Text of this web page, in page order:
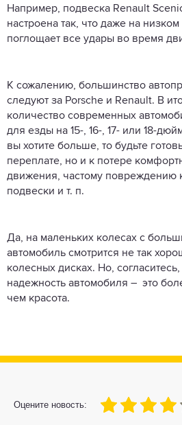
Например, подвеска Renault
настроена так, что даже на
поглощает все удары во время
К сожалению, большинство
следуют за Porsche и Renault. В
количество современных
для езды на 15-, 16-, 17- или 18-
вы хотите больше, то будьте
переплате, но и к потере
движения, частому повреждению
подвески и т. п.
Да, на маленьких колесах с
автомобиль смотрится не так
колесных дисках. Но,
надежность автомобиля – это
чем красота.
Оцените новость:
80
1 3 4 5